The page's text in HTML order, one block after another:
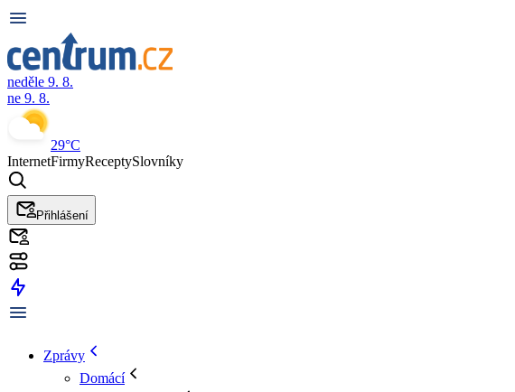
neděle 9. 8.
ne 9. 8.
29°C
InternetFirmyReceptySlovníky
Přihlášení
Zprávy
Domácí